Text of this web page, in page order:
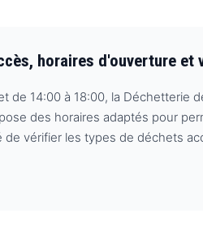
horaires d'ouverture et
de 14:00 à 18:00, la
des horaires adaptés pour
vérifier les types de déchets